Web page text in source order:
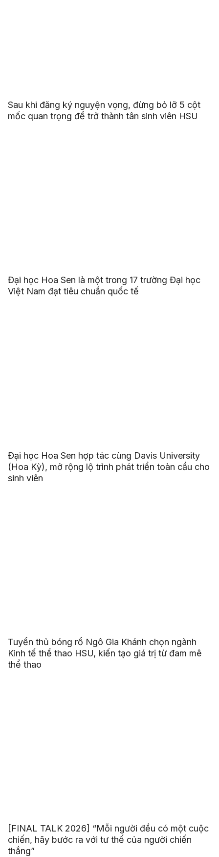
Sau khi đăng ký nguyện vọng, đừng bỏ lỡ 5 cột
mốc quan trọng để trở thành tân sinh viên HSU
Đại học Hoa Sen là một trong 17 trường Đại học
Việt Nam đạt tiêu chuẩn quốc tế
Đại học Hoa Sen hợp tác cùng Davis University
(Hoa Kỳ), mở rộng lộ trình phát triển toàn cầu cho
sinh viên
Tuyển thủ bóng rổ Ngô Gia Khánh chọn ngành
Kinh tế thể thao HSU, kiến tạo giá trị từ đam mê
thể thao
[FINAL TALK 2026] “Mỗi người đều có một cuộc
chiến, hãy bước ra với tư thế của người chiến
thắng”